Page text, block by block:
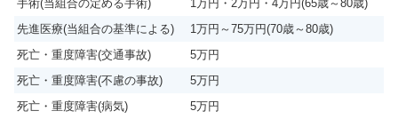
手術(当組合の定める手術)
1万円・2万円・4万円(65歳～80歳)
先進医療(当組合の基準による)
1万円～75万円(70歳～80歳)
死亡・重度障害(交通事故)
5万円
死亡・重度障害(不慮の事故)
5万円
死亡・重度障害(病気)
5万円